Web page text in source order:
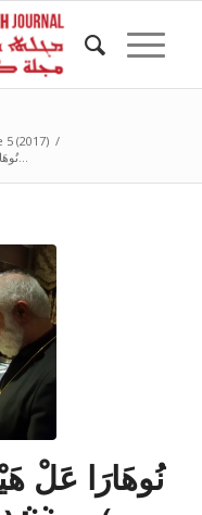
(2017) /
نُوهَارَا عَلْ هَيْمَانُوثَا دْنِيقيّا (ج. 13 ) ܢܘܼܗܵܪܵܐ ܥܲܠ ܗܲܝܡܵܢܘܼܬ݂ܵܐ...